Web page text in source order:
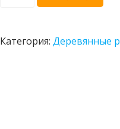
для
Категория: Деревянные